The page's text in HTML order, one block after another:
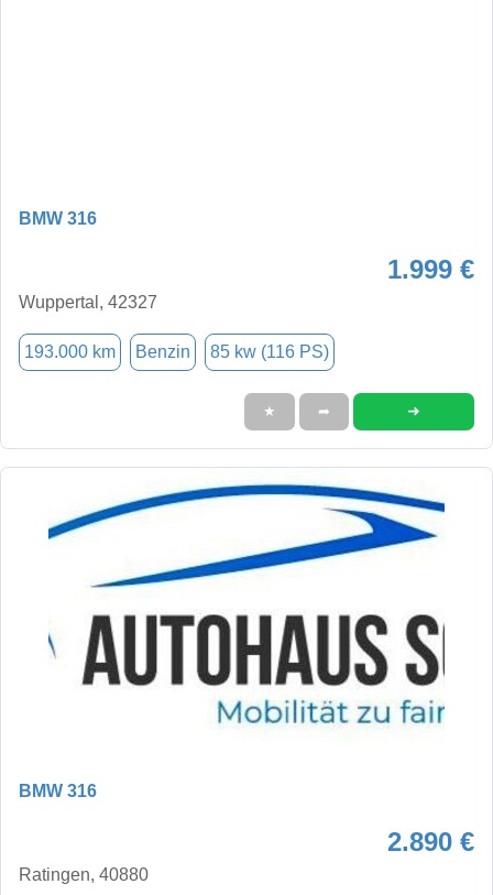
BMW 316
1.999 €
Wuppertal, 42327
193.000 km Benzin 85 kw (116 PS)
★ ➦ ➜
BMW 316
2.890 €
Ratingen, 40880